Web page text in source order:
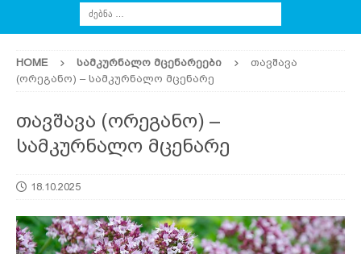
HOME ᲡᲐᲛᲙᲣᲠᲜᲐᲚᲝ ᲛᲪᲔᲜᲐᲠᲔᲔᲑᲘ
თავშავა
(ორეგანო) – სამკურნალო მცენარე
თავშავა (ორეგანო) –
სამკურნალო მცენარე
18.10.2025